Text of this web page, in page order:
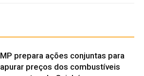
MP prepara ações conjuntas para
apurar preços dos combustíveis